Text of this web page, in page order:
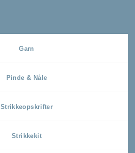
Garn
Pinde & Nåle
Strikkeopskrifter
Strikkekit